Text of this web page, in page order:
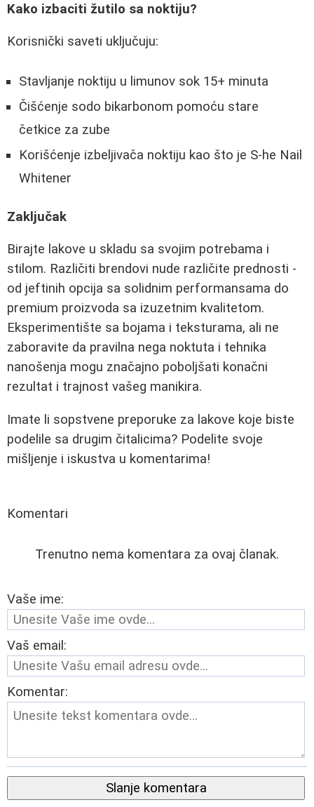
Kako izbaciti žutilo sa noktiju?
Korisnički saveti uključuju:
Stavljanje noktiju u limunov sok 15+ minuta
Čišćenje sodo bikarbonom pomoću stare
četkice za zube
Korišćenje izbeljivača noktiju kao što je S-he Nail
Whitener
Zaključak
Birajte lakove u skladu sa svojim potrebama i
stilom. Različiti brendovi nude različite prednosti -
od jeftinih opcija sa solidnim performansama do
premium proizvoda sa izuzetnim kvalitetom.
Eksperimentište sa bojama i teksturama, ali ne
zaboravite da pravilna nega noktuta i tehnika
nanošenja mogu značajno poboljšati konačni
rezultat i trajnost vašeg manikira.
Imate li sopstvene preporuke za lakove koje biste
podelile sa drugim čitalicima? Podelite svoje
mišljenje i iskustva u komentarima!
Komentari
Trenutno nema komentara za ovaj članak.
Vaše ime:
Vaš email:
Komentar:
Slanje komentara